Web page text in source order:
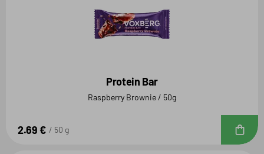
Protein Bar
Raspberry Brownie / 50g
2.69 € 50 g